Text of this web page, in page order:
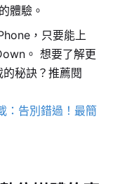
體驗。
，只要能上
。 想要了解更
秘訣？推薦閱
：告別錯過！最簡